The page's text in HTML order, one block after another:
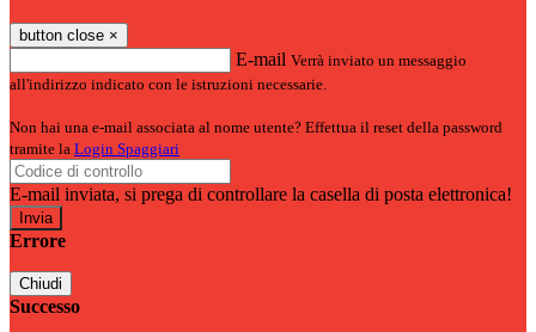
button close ×
E-mail Verrà inviato un messaggio
all'indirizzo indicato con le istruzioni necessarie.
Non hai una e-mail associata al nome utente? Effettua il reset della password
tramite la Login Spaggiari
E-mail inviata, si prega di controllare la casella di posta elettronica!
Errore
Chiudi
Successo